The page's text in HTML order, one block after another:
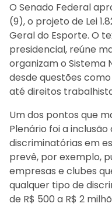
O Senado Federal
(9), o projeto de Lei
Geral do Esporte. O
presidencial, reúne
organizam o Sistema
desde questões
até direitos
Um dos pontos que
Plenário foi a
discriminatórias em
prevê, por exemplo,
empresas e clubes
qualquer tipo de
de R$ 500 a R$ 2